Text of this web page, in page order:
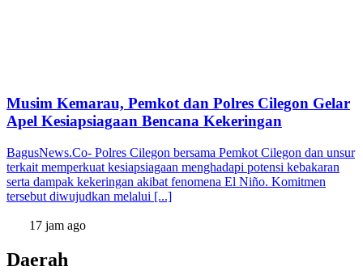
Musim Kemarau, Pemkot dan Polres Cilegon Gelar
Apel Kesiapsiagaan Bencana Kekeringan
BagusNews.Co- Polres Cilegon bersama Pemkot Cilegon dan unsur
terkait memperkuat kesiapsiagaan menghadapi potensi kebakaran
serta dampak kekeringan akibat fenomena El Niño. Komitmen
tersebut diwujudkan melalui [...]
17 jam ago
Daerah